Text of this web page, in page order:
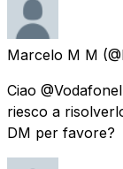
Marcelo M M
Ciao
riesco a
DM per favore?